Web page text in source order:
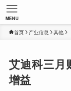
MENU
首页 产业信息 其他
艾迪科三
增益